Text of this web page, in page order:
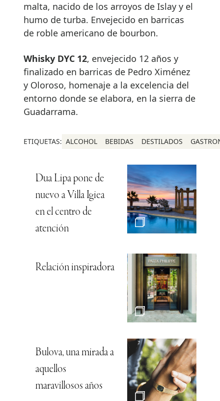
malta, nacido de los arroyos de Islay y el
humo de turba. Envejecido en barricas
de roble americano de bourbon.
Whisky DYC 12, envejecido 12 años y
finalizado en barricas de Pedro Ximénez
y Oloroso, homenaje a la excelencia del
entorno donde se elabora, en la sierra de
Guadarrama.
ETIQUETAS: ALCOHOL BEBIDAS DESTILADOS
Dua Lipa pone de
nuevo a Villa Igiea
en el centro de
atención
Relación inspiradora
Bulova, una mirada a
aquellos
maravillosos años